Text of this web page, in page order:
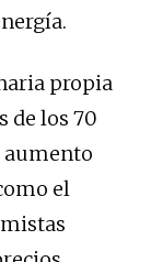
propia
de los 70
aumento
el